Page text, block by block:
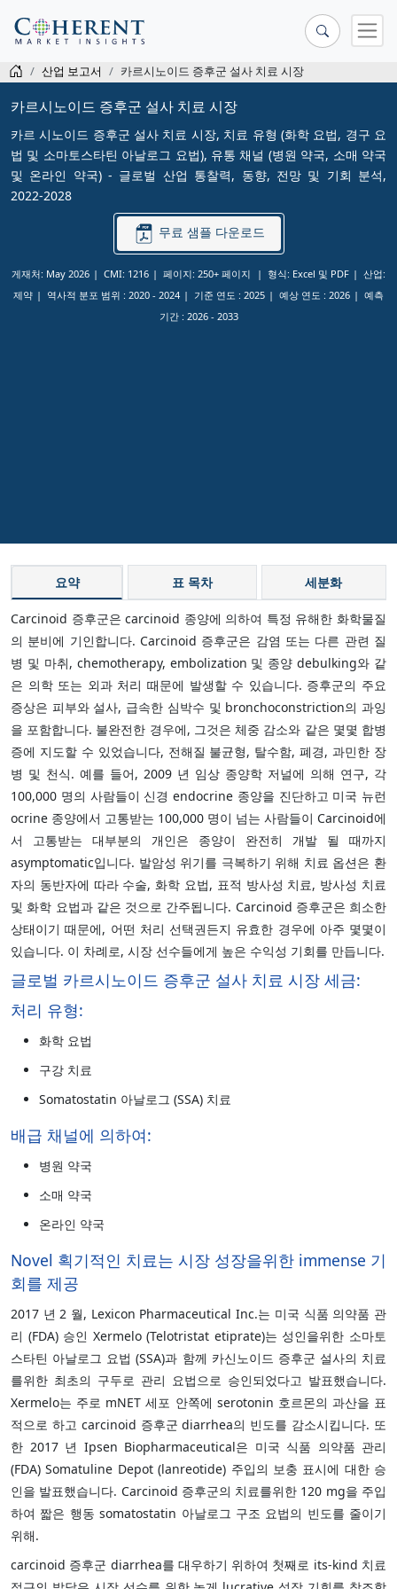
산업 보고서 카르시노이드 증후군 설사 치료 시장
카르시노이드 증후군 설사 치료 시장
카르 시노이드 증후군 설사 치료 시장, 치료 유형 (화학 요법, 경구 요
법 및 소마토스타틴 아날로그 요법), 유통 채널 (병원 약국, 소매 약국
및 온라인 약국) - 글로벌 산업 통찰력, 동향, 전망 및 기회 분석,
2022-2028
무료 샘플 다운로드
게재처: May 2026 CMI: 1216 페이지: 250+ 페이지 형식: Excel 및 PDF
산업:
제약
역사적 분포 범위 : 2020 - 2024 기준 연도 : 2025 예상 연도 : 2026
예측
기간 : 2026 - 2033
요약 표 목차 세분화
Carcinoid 증후군은 carcinoid 종양에 의하여 특정 유해한 화학물질
의 분비에 기인합니다. Carcinoid 증후군은 감염 또는 다른 관련 질
병 및 마취, chemotherapy, embolization 및 종양 debulking와 같
은 의학 또는 외과 처리 때문에 발생할 수 있습니다. 증후군의 주요
증상은 피부와 설사, 급속한 심박수 및 bronchoconstriction의 과잉
을 포함합니다. 불완전한 경우에, 그것은 체중 감소와 같은 몇몇 합병
증에 지도할 수 있었습니다, 전해질 불균형, 탈수함, 폐경, 과민한 장
병 및 천식. 예를 들어, 2009 년 임상 종양학 저널에 의해 연구, 각
100,000 명의 사람들이 신경 endocrine 종양을 진단하고 미국 뉴런
ocrine 종양에서 고통받는 100,000 명이 넘는 사람들이 Carcinoid에
서 고통받는 대부분의 개인은 종양이 완전히 개발 될 때까지
asymptomatic입니다. 발암성 위기를 극복하기 위해 치료 옵션은 환
자의 동반자에 따라 수술, 화학 요법, 표적 방사성 치료, 방사성 치료
및 화학 요법과 같은 것으로 간주됩니다. Carcinoid 증후군은 희소한
상태이기 때문에, 어떤 처리 선택권든지 유효한 경우에 아주 몇몇이
있습니다. 이 차례로, 시장 선수들에게 높은 수익성 기회를 만듭니다.
글로벌 카르시노이드 증후군 설사 치료 시장 세금:
처리 유형:
화학 요법
구강 치료
Somatostatin 아날로그 (SSA) 치료
배급 채널에 의하여:
병원 약국
소매 약국
온라인 약국
Novel 획기적인 치료는 시장 성장을위한 immense 기
회를 제공
2017 년 2 월, Lexicon Pharmaceutical Inc.는 미국 식품 의약품 관
리 (FDA) 승인 Xermelo (Telotristat etiprate)는 성인을위한 소마토
스타틴 아날로그 요법 (SSA)과 함께 카신노이드 증후군 설사의 치료
를위한 최초의 구두로 관리 요법으로 승인되었다고 발표했습니다.
Xermelo는 주로 mNET 세포 안쪽에 serotonin 호르몬의 과산을 표
적으로 하고 carcinoid 증후군 diarrhea의 빈도를 감소시킵니다. 또
한 2017 년 Ipsen Biopharmaceutical은 미국 식품 의약품 관리
(FDA) Somatuline Depot (lanreotide) 주입의 보충 표시에 대한 승
인을 발표했습니다. Carcinoid 증후군의 치료를위한 120 mg을 주입
하여 짧은 행동 somatostatin 아날로그 구조 요법의 빈도를 줄이기
위해.
carcinoid 증후군 diarrhea를 대우하기 위하여 첫째로 its-kind 치료